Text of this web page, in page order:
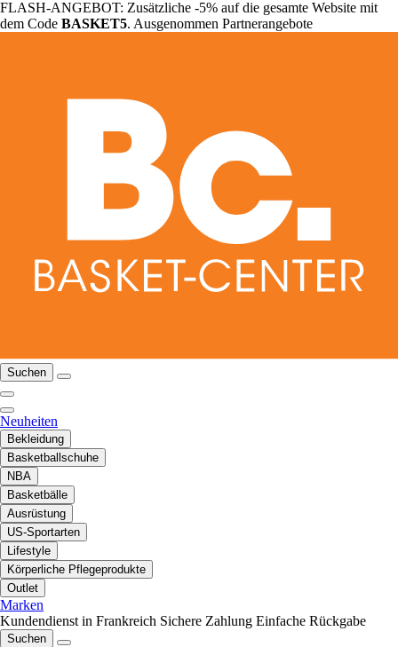
FLASH-ANGEBOT: Zusätzliche -5% auf die gesamte Website mit
dem Code BASKET5. Ausgenommen Partnerangebote
Suchen
Neuheiten
Bekleidung
Basketballschuhe
NBA
Basketbälle
Ausrüstung
US-Sportarten
Lifestyle
Körperliche Pflegeprodukte
Outlet
Marken
Kundendienst in Frankreich Sichere Zahlung Einfache Rückgabe
Suchen